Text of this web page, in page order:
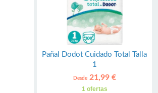
Pañal Dodot Cuidado Total Talla
1
Desde21,99 €
1 ofertas